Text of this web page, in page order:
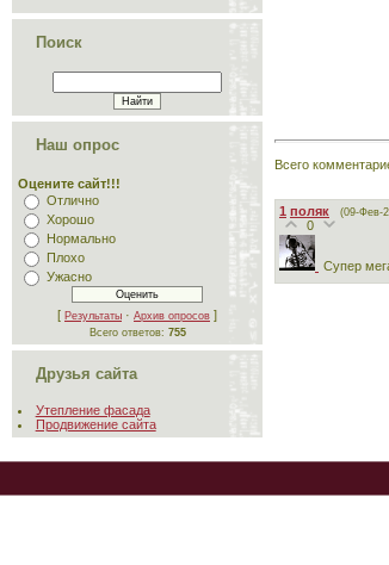
Поиск
Наш опрос
Оцените сайт!!!
Отлично
Хорошо
Нормально
Плохо
Ужасно
[ Результаты · Архив опросов ]
Всего ответов: 755
Друзья сайта
Утепление фасада
Продвижение сайта
Всего
1 поляк (09-Фев-
0
Супер